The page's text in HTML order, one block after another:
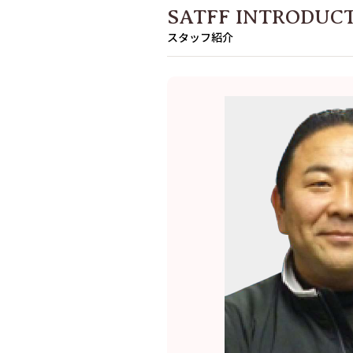
SATFF
スタッフ紹介